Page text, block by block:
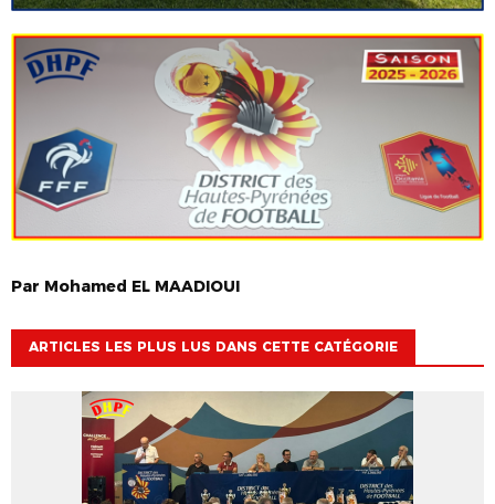
Par Mohamed EL MAADIOUI
ARTICLES LES PLUS LUS DANS CETTE CATÉGORIE